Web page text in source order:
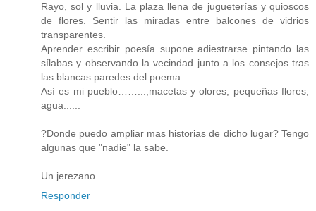
Rayo, sol y lluvia. La plaza llena de jugueterías y quioscos
de flores. Sentir las miradas entre balcones de vidrios
transparentes.
Aprender escribir poesía supone adiestrarse pintando las
sílabas y observando la vecindad junto a los consejos tras
las blancas paredes del poema.
Así es mi pueblo……...,macetas y olores, pequeñas flores,
agua......
?Donde puedo ampliar mas historias de dicho lugar? Tengo
algunas que "nadie" la sabe.
Un jerezano
Responder